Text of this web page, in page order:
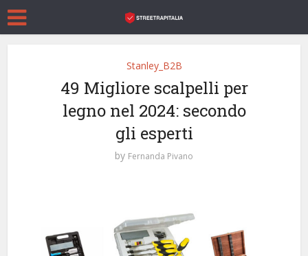
Stanley_B2B
49 Migliore scalpelli per
legno nel 2024: secondo
gli esperti
by Fernanda Pivano